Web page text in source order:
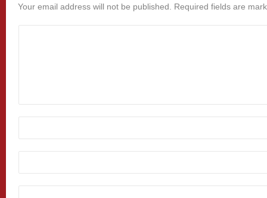
Your email address will not be published. Required fields are